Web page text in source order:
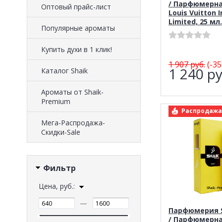
Оптовый прайс-лист
Популярные ароматы
Купить духи в 1 клик!
Каталог Shaik
Ароматы от Shaik-
Premium
Мега-Распродажа-
Скидки-Sale
Фильтр
Цена, руб.:
—
/
Louis Vuitton
Limited, 25 мл.
1 907руб.(-
1 240
Распродажа
арт.:
Парфюмерия
/